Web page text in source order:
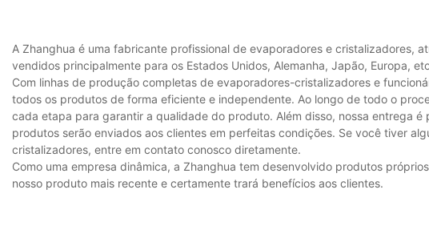
A Zhanghua é uma fabricante profissional de evaporadores e cristalizadores,
vendidos principalmente para os Estados Unidos, Alemanha, Japão, Europa,
Com linhas de produção completas de evaporadores-cristalizadores e
todos os produtos de forma eficiente e independente. Ao longo de todo o
cada etapa para garantir a qualidade do produto. Além disso, nossa entrega
produtos serão enviados aos clientes em perfeitas condições. Se você tiver
cristalizadores, entre em contato conosco diretamente.
Como uma empresa dinâmica, a Zhanghua tem desenvolvido produtos
nosso produto mais recente e certamente trará benefícios aos clientes.